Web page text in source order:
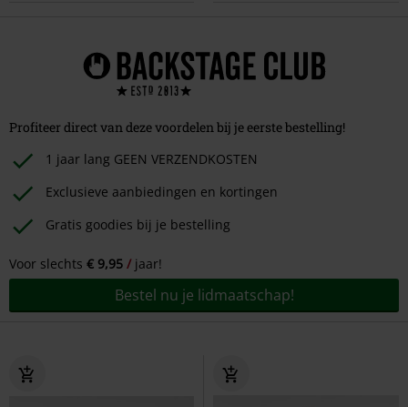
Profiteer direct van deze voordelen bij je eerste bestelling!
1 jaar lang GEEN VERZENDKOSTEN
Exclusieve aanbiedingen en kortingen
Gratis goodies bij je bestelling
Voor slechts € 9,95 jaar!
Bestel nu je lidmaatschap!